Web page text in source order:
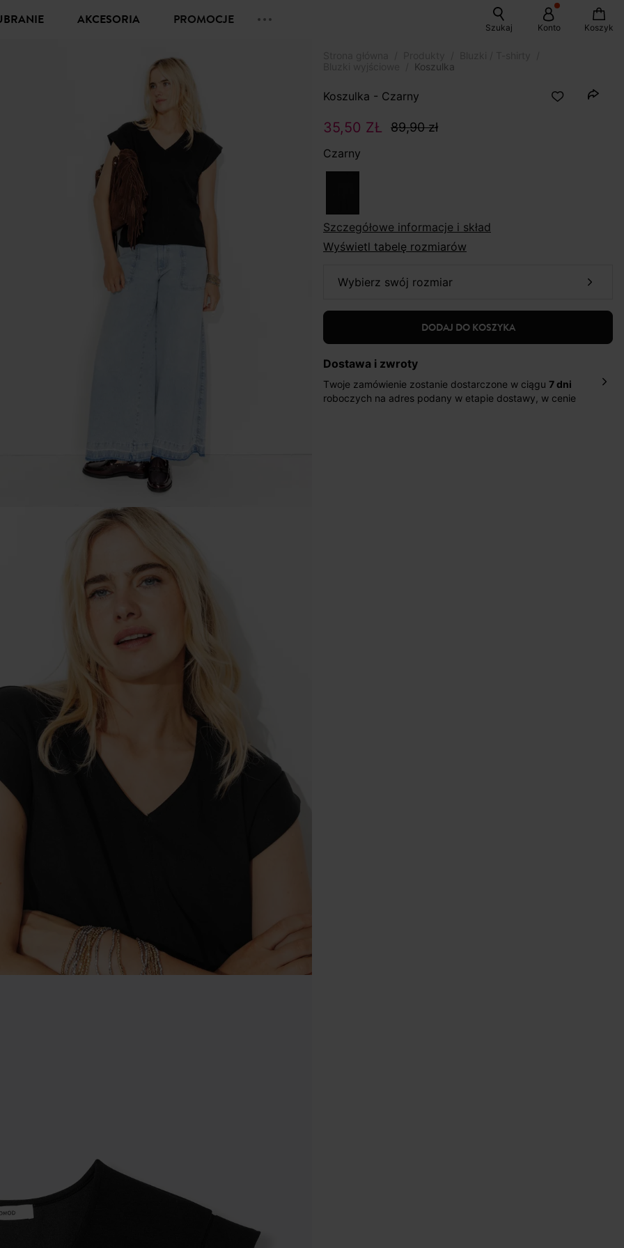
UBRANIE AKCESORIA PROMOCJE Szukaj Konto Koszyk
Koszulka
Koszulka - Czarny
35,50 ZŁ 89,90 zł
Czarny
szczegółowe informacje i skład
Wyświetl tabelę rozmiarów
wybierz swój rozmiar
DODAJ DO KOSZYKA
Dostawa i zwroty
Twoje zamówienie zostanie dostarczone w ciągu 7 dni
roboczych na adres podany w etapie dostawy, w cenie